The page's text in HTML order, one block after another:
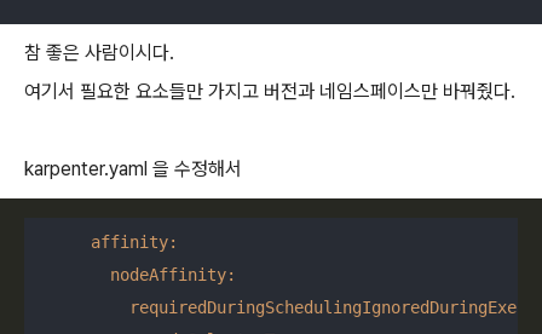
참 좋은 사람이시다.
여기서 필요한 요소들만 가지고 버전과 네임스페이스만 바꿔줬다.
karpenter.yaml 을 수정해서
affinity:
nodeAffinity: